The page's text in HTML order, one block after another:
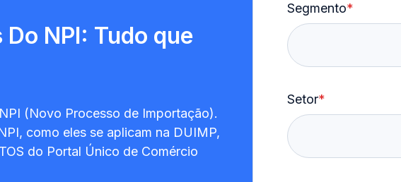
NPI: Tudo que
(Novo Processo de Importação).
como eles se aplicam na DUIMP,
do Portal Único de Comércio
Segmento*
Setor*